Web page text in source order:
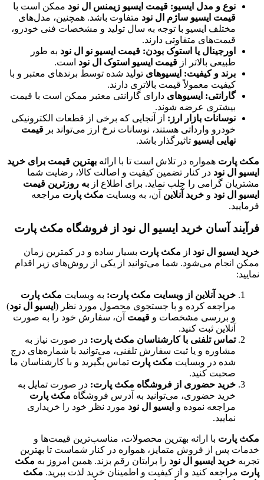
نوع و مدل ایسیو: قیمت ایسیو زیمنس ال نود ممکن است با
قیمت ایسیو ساژم ال نود متفاوت باشد. همچنین، مدل‌های
مختلف ایسیو با توجه به سال تولید و مشخصات فنی خودرو،
قیمت‌های متفاوتی دارند.
اورجینال یا استوک بودن: قیمت ایسیو نو ال نود به طور
طبیعی بالاتر از قیمت ایسیو استوک ال نود است.
برند و کیفیت: ایسیوهای تولید شده توسط برندهای معتبر و با
کیفیت معمولاً قیمت بالاتری دارند.
گارانتی: ایسیوهای دارای گارانتی معتبر ممکن است با قیمت
بیشتری عرضه شوند.
نوسانات بازار ارز: از آنجایی که برخی از قطعات الکترونیکی
خودرو وارداتی هستند، نوسانات نرخ ارز می‌تواند بر قیمت
نهایی ایسیو تاثیرگذار باشد.
مکث پارت همواره در تلاش است تا با ارائه بهترین قیمت برای خرید
ایسیو ال نود در کنار تضمین کیفیت و اصالت کالا، رضایت شما
مشتریان گرامی را جلب نماید. برای اطلاع از به روزترین قیمت
ایسیو ال نود و خرید آنلاین آن، به وبسایت مکث پارت مراجعه
فرمایید.
فرآیند آسان خرید ایسیو ال نود از فروشگاه مکث پارت
خرید ایسیو ال نود از مکث پارت بسیار ساده و در کمترین زمان
ممکن انجام می‌شود. شما می‌توانید از یکی از روش‌های زیر اقدام
نمایید:
خرید آنلاین از وبسایت مکث پارت: به وبسایت مکث پارت
مراجعه کرده و با جستجوی محصول مورد نظر ( ایسیو ال نود)
و بررسی مشخصات و قیمت آن، سفارش خود را به صورت
آنلاین ثبت کنید.
تماس تلفنی با کارشناسان مکث پارت: در صورت نیاز به
مشاوره و یا ثبت سفارش تلفنی، می‌توانید با شماره‌های درج
شده در وبسایت مکث پارت تماس بگیرید و با کارشناسان ما
صحبت کنید.
خرید حضوری از فروشگاه مکث پارت: در صورت تمایل به
خرید حضوری، می‌توانید به آدرس فروشگاه مکث پارت
مراجعه نموده و ایسیو ال نود مورد نظر خود را خریداری
نمایید.
مکث پارت با ارائه بهترین محصولات، مناسب‌ترین قیمت‌ها و
خدمات پس از فروش متمایز، همواره در کنار شماست تا بهترین
تجربه خرید ایسیو ال نود را برایتان رقم بزند. همین امروز به مکث
پارت مراجعه کنید و از کیفیت و اطمینان خرید لذت ببرید. مکث